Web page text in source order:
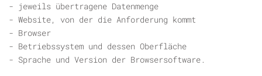
- jeweils übertragene Datenmenge
- Website, von der die Anforderung kommt
- Browser
- Betriebssystem und dessen Oberfläche
- Sprache und Version der Browsersoftware.